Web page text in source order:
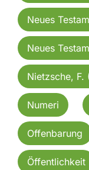
Neues
Neues
Nietzsche, F.
Numeri
Offenbarung
Öffentlichkeit